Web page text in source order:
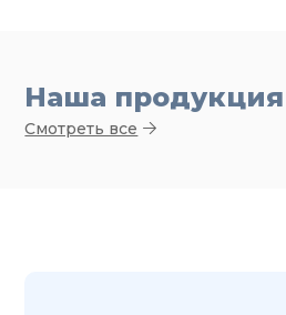
Наша продукция
Смотреть все